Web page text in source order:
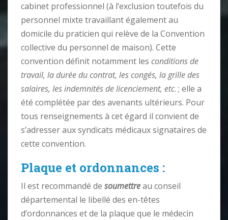
cabinet professionnel (à l’exclusion toutefois du
personnel mixte travaillant également au
domicile du praticien qui relève de la Convention
collective du personnel de maison). Cette
convention définit notamment les conditions de
travail, la durée du contrat, les congés, la grille des
salaires, les indemnités de licenciement, etc. ; elle a
été complétée par des avenants ultérieurs. Pour
tous renseignements à cet égard il convient de
s’adresser aux syndicats médicaux signataires de
cette convention.
Plaque et ordonnances :
Il est recommandé de soumettreau conseil
départemental le libellé des en-têtes
d’ordonnances et de la plaque que le médecin